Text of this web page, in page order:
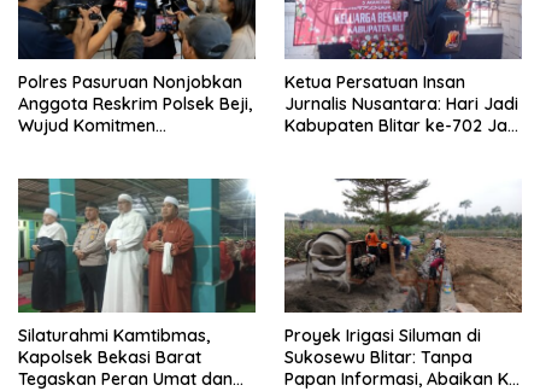
Polres Pasuruan Nonjobkan
Anggota Reskrim Polsek Beji,
Wujud Komitmen
Ketua Persatuan Insan
Jurnalis Nusantara: Hari Jadi
Kabupaten Blitar ke-702 Jadi
Silaturahmi Kamtibmas,
Kapolsek Bekasi Barat
Tegaskan Peran Umat dan
Proyek Irigasi Siluman di
Sukosewu Blitar: Tanpa
Papan Informasi, Abaikan K3,